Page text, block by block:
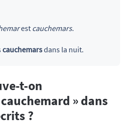
est cauchemars.
cauchemarsdans la nuit.
t-on
» dans
?